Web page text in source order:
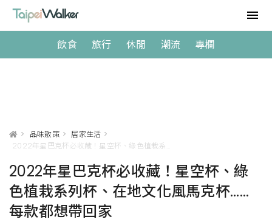
飲食 旅行 休閒 潮流 專欄
> 品味散策 > 居家生活 >
2022年星巴克杯必收藏！星空杯、綠
色植栽系列杯、在地文化風馬克杯......
每款都想帶回家